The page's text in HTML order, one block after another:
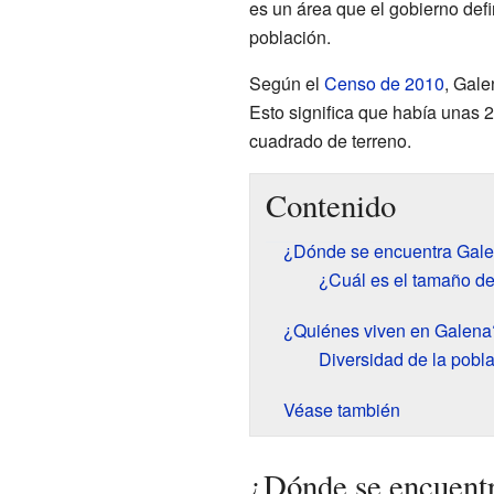
es un área que el gobierno
población.
Según el Censo de 2010,
Esto significa que había unas
cuadrado de terreno.
Contenido
¿Dónde se encuentra
¿Cuál es el tamaño
¿Quiénes viven en
Diversidad de la
Véase también
¿Dónde se